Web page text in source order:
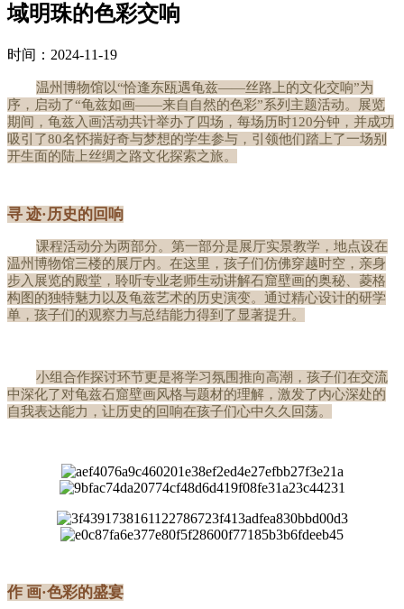
域明珠的色彩交响
时间：2024-11-19
温州博物馆以“恰逢东瓯遇龟兹——丝路上的文化交响”为
序，启动了“龟兹如画——来自自然的色彩”系列主题活动。展览
期间，龟兹入画活动共计举办了四场，每场历时120分钟，并成功
吸引了80名怀揣好奇与梦想的学生参与，引领他们踏上了一场别
开生面的陆上丝绸之路文化探索之旅。
寻 迹·历史的回响
课程活动分为两部分。第一部分是展厅实景教学，地点设在
温州博物馆三楼的展厅内。在这里，孩子们仿佛穿越时空，亲身
步入展览的殿堂，聆听专业老师生动讲解石窟壁画的奥秘、菱格
构图的独特魅力以及龟兹艺术的历史演变。通过精心设计的研学
单，孩子们的观察力与总结能力得到了显著提升。
小组合作探讨环节更是将学习氛围推向高潮，孩子们在交流
中深化了对龟兹石窟壁画风格与题材的理解，激发了内心深处的
自我表达能力，让历史的回响在孩子们心中久久回荡。
作 画·色彩的盛宴